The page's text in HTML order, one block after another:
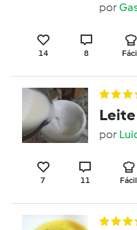
por
14 8
Leite
por
7 11 Fácil